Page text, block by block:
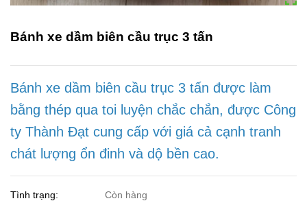
Bánh xe dầm biên cầu trục 3 tấn
Bánh xe dầm biên cầu trục 3 tấn được làm
bằng thép qua toi luyện chắc chắn, được Công
ty Thành Đạt cung cấp với giá cả cạnh tranh
chát lượng ổn đinh và dộ bền cao.
Tình trạng: Còn hàng